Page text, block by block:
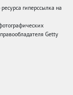
гиперссылка на
Getty